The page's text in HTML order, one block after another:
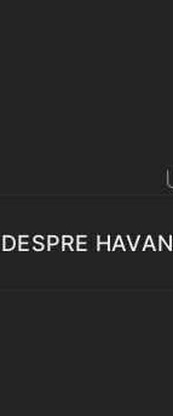
DESPRE